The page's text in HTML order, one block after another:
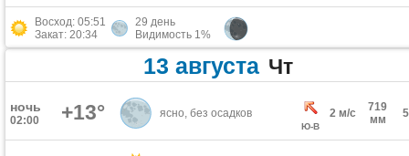
Восход: 05:51
Закат: 20:34
29 день
Видимость 1%
13 августа Чт
ночь
02:00 +13° ясно, без осадков
Ю-В
2 м/с
719
мм